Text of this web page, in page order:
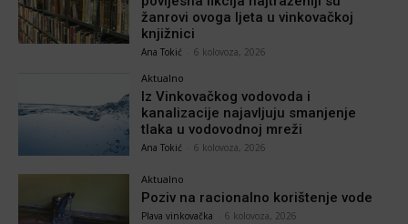
žanrovi ovoga ljeta u vinkovačkoj
knjižnici
Ana Tokić 6 kolovoza, 2026
Aktualno
Iz Vinkovačkog vodovoda i
kanalizacije najavljuju smanjenje
tlaka u vodovodnoj mreži
Ana Tokić 6 kolovoza, 2026
Aktualno
Poziv na racionalno korištenje vode
Plava vinkovačka 6 kolovoza, 2026